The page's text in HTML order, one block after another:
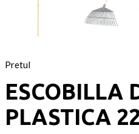
Pretul
ESCOBILLA
PLASTICA